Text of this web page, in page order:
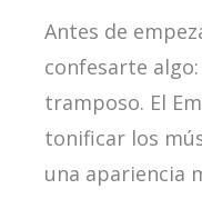
Antes de
confesarte
tramposo. El
tonificar los
una apariencia